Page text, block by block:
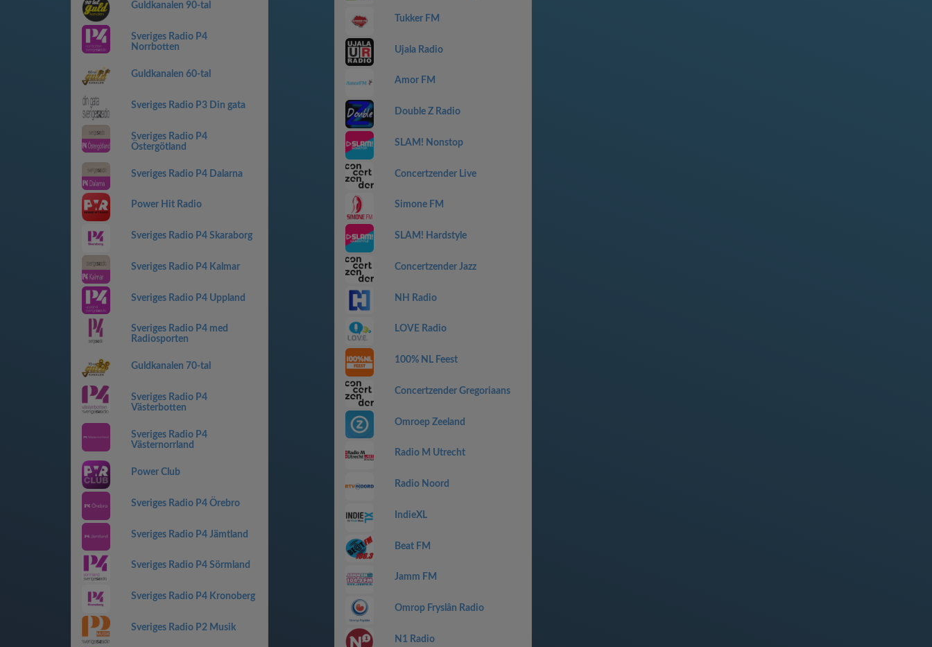
Guldkanalen 90-tal
Sveriges Radio P4
Norrbotten
Guldkanalen 60-tal
Sveriges Radio P3 Din gata
Sveriges Radio P4
Östergötland
Sveriges Radio P4 Dalarna
Power Hit Radio
Sveriges Radio P4 Skaraborg
Sveriges Radio P4 Kalmar
Sveriges Radio P4 Uppland
Sveriges Radio P4 med
Radiosporten
Guldkanalen 70-tal
Sveriges Radio P4
Västerbotten
Sveriges Radio P4
Västernorrland
Power Club
Sveriges Radio P4 Örebro
Sveriges Radio P4 Jämtland
Sveriges Radio P4 Sörmland
Sveriges Radio P4 Kronoberg
Sveriges Radio P2 Musik
Tukker FM
Ujala Radio
Amor FM
Double Z Radio
SLAM! Nonstop
Concertzender Live
Simone FM
SLAM! Hardstyle
Concertzender Jazz
NH Radio
LOVE Radio
100% NL Feest
Concertzender Gregoriaans
Omroep Zeeland
Radio M Utrecht
Radio Noord
IndieXL
Beat FM
Jamm FM
Omrop Fryslân Radio
N1 Radio